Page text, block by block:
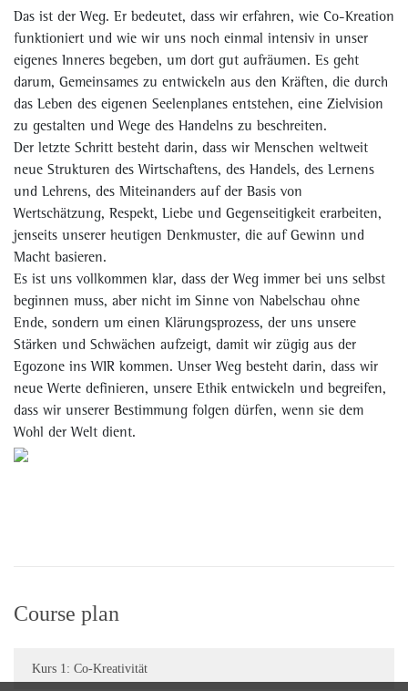
Das ist der Weg. Er bedeutet, dass wir erfahren, wie Co-Kreation
funktioniert und wie wir uns noch einmal intensiv in unser
eigenes Inneres begeben, um dort gut aufräumen. Es geht
darum, Gemeinsames zu entwickeln aus den Kräften, die durch
das Leben des eigenen Seelenplanes entstehen, eine Zielvision
zu gestalten und Wege des Handelns zu beschreiten.
Der letzte Schritt besteht darin, dass wir Menschen weltweit
neue Strukturen des Wirtschaftens, des Handels, des Lernens
und Lehrens, des Miteinanders auf der Basis von
Wertschätzung, Respekt, Liebe und Gegenseitigkeit erarbeiten,
jenseits unserer heutigen Denkmuster, die auf Gewinn und
Macht basieren.
Es ist uns vollkommen klar, dass der Weg immer bei uns selbst
beginnen muss, aber nicht im Sinne von Nabelschau ohne
Ende, sondern um einen Klärungsprozess, der uns unsere
Stärken und Schwächen aufzeigt, damit wir zügig aus der
Egozone ins WIR kommen. Unser Weg besteht darin, dass wir
neue Werte definieren, unsere Ethik entwickeln und begreifen,
dass wir unserer Bestimmung folgen dürfen, wenn sie dem
Wohl der Welt dient.
Course plan
Kurs 1: Co-Kreativität